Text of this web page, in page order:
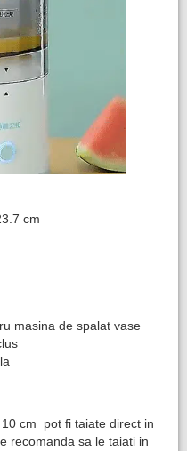
cm
masina de spalat vase
cm pot fi taiate direct in
recomanda sa le taiati in